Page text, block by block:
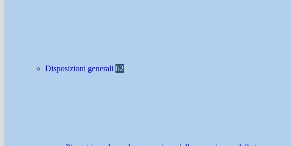
Disposizioni generali 62